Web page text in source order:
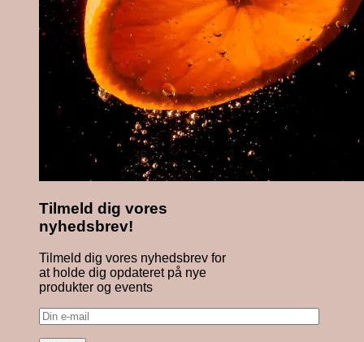
Tilmeld dig vores
nyhedsbrev!
Tilmeld dig vores nyhedsbrev for
at holde dig opdateret på nye
produkter og events